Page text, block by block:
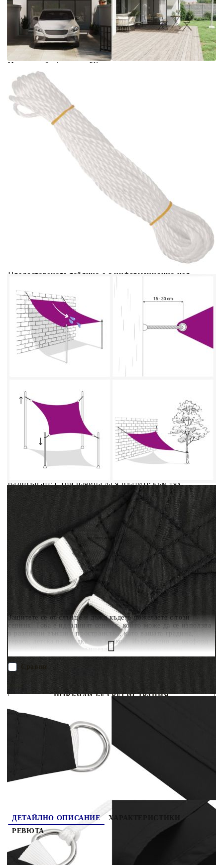
Безплатна доставка до адрес при плащане по банков път
Защитете се от слънце и дъжд където пожелаете с този
сенник. Това е идеалният сенник, който може да се използва
в различни външни пространства, като вашата градина,
тераса, детска площадка или балкон. Изработено от оксфорд
плат с PU покритие, слънцезащитното платно ще ви
предпази от пряка слънчева светлина и дъжд. Тъканта е
специално обработена, така че е устойчива на мухъл и UV
лъчи. Сенникът е лесен за сглобяване благодарение на
крепежните елементи от неръждаема стомана във всеки ъгъл
и включените въжета. Добре е да знаете: Монтирайте 2 ъгъла
на платната по-високо от останалите, за да позволите на
Материал:
Оксфорд плат с PU покритие
Размери:
3,5 x 4,5 м (Д х Ш)
EAN code:
8720286125106
Форма:
Правоъгълна
Купи на изплащане
Credit calculator
Платно-сенник, Оксфорд текстил, правоъгълно,
3,5x4,5 м, черно
Please select credit institution
€37.00
Extraction of information from credit institutions
Предоставената таблица е с информационна цел.
Добавете продукта в количката си с бутона "Добави в
количката" и при поръчка ще можете да изберете броя
Acest tabel are caracter informativ. Adăugați produsul în
coșul de cumpărături unde veți putea selecta detaliile
Предоставената таблица е с информационна цел.
количката" и при поръчка ще можете да изберете броя
вноски на кредита.
Предоставената таблица е с информационна цел.
Добавете продукта в количката си с бутона "Добави в
количката" и при поръчка ще можете да изберете броя
вноски на кредита.
Добавете продукта в количката си с бутона "Добави в
вноски на кредита.
Предоставената таблица е с информационна цел.
Добавете продукта в количката си с бутона "Добави в
количката" и при поръчка ще можете да изберете броя
вноски на кредита.
Когато плащате с NewPay, всъщност NewPay плаща
разполагате с три начина да я платите към тях:
Отложено до 30 дни от момента на изпращане на
поръчката без оскъпяване. За покупки на стойност до
400 лв. / €204,52
Плащане на 4 вноски. Заплащате 20% от стойността на
поръчката си на момента с карта. Останалата сума се
разделя на 3 равни месечни вноски без оскъпяване. За
покупки на стойност до 1000 лв. / €511.31
Плащане на 6 вноски. Стойността на поръчката се
разпределя в 6 равни месечни вноски с оскъпяване. За
покупки на стойност до 2000 лв. / €1022.61
ПОРЪЧАЙ БЕЗ РЕГИСТРАЦИЯ
Наш представител ще се свърже с Вас в рамките на работния ден!
135764
Сравни
ДЕТАЙЛНО ОПИСАНИЕ
ХАРАКТЕРИСТИКИ
РЕВЮТА
Защитете се от слънце и дъжд където пожелаете
с този сенник. Това е идеалният сенник, който